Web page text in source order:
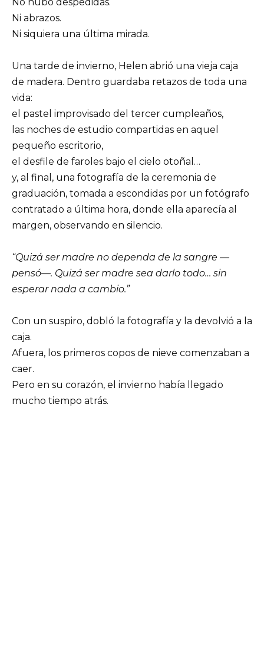
Ni abrazos.
Ni siquiera una última mirada.
Una tarde de invierno, Helen abrió una vieja caja
de madera. Dentro guardaba retazos de toda una
vida:
el pastel improvisado del tercer cumpleaños,
las noches de estudio compartidas en aquel
pequeño escritorio,
el desfile de faroles bajo el cielo otoñal…
y, al final, una fotografía de la ceremonia de
graduación, tomada a escondidas por un fotógrafo
contratado a última hora, donde ella aparecía al
margen, observando en silencio.
“Quizá ser madre no dependa de la sangre —
pensó—. Quizá ser madre sea darlo todo… sin
esperar nada a cambio.”
Con un suspiro, dobló la fotografía y la devolvió a la
caja.
Afuera, los primeros copos de nieve comenzaban a
caer.
Pero en su corazón, el invierno había llegado
mucho tiempo atrás.